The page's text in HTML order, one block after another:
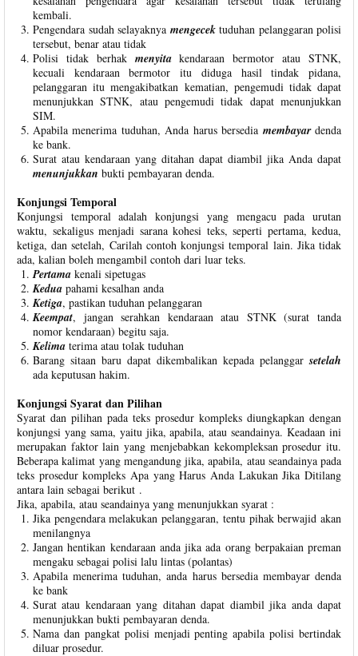
kembali.
Pengendara sudah selayaknya mengecektuduhan pelanggaran polisi
tersebut, benar atau tidak
Polisi tidak berhak menyitakendaraan bermotor atau STNK,
kecuali kendaraan bermotor itu diduga hasil tindak pidana,
pelanggaran itu mengakibatkan kematian, pengemudi tidak dapat
menunjukkan STNK, atau pengemudi tidak dapat menunjukkan
SIM.
Apabila menerima tuduhan, Anda harus bersedia membayardenda
ke bank.
Surat atau kendaraan yang ditahan dapat diambil jika Anda dapat
menunjukkan bukti pembayaran denda.
Konjungsi Temporal
Konjungsi temporal adalah konjungsi yang mengacu pada urutan
waktu, sekaligus menjadi sarana kohesi teks, seperti pertama, kedua,
ketiga, dan setelah, Carilah contoh konjungsi temporal lain. Jika tidak
ada, kalian boleh mengambil contoh dari luar teks.
Pertama kenali sipetugas
Kedua pahami kesalhan anda
Ketiga, pastikan tuduhan pelanggaran
Keempat, jangan serahkan kendaraan atau STNK (surat tanda
nomor kendaraan) begitu saja.
Kelima terima atau tolak tuduhan
Barang sitaan baru dapat dikembalikan kepada pelanggarsetelah
ada keputusan hakim.
Konjungsi Syarat dan Pilihan
Syarat dan pilihan pada teks prosedur kompleks diungkapkan dengan
konjungsi yang sama, yaitu jika, apabila, atau seandainya. Keadaan ini
merupakan faktor lain yang menjebabkan kekompleksan prosedur itu.
Beberapa kalimat yang mengandung jika, apabila, atau seandainya pada
teks prosedur kompleks Apa yang Harus Anda Lakukan Jika Ditilang
antara lain sebagai berikut .
Jika, apabila, atau seandainya yang menunjukkan syarat :
Jika pengendara melakukan pelanggaran, tentu pihak berwajid akan
menilangnya
Jangan hentikan kendaraan anda jika ada orang berpakaian preman
mengaku sebagai polisi lalu lintas (polantas)
Apabila menerima tuduhan, anda harus bersedia membayar denda
ke bank
Surat atau kendaraan yang ditahan dapat diambil jika anda dapat
menunjukkan bukti pembayaran denda.
Nama dan pangkat polisi menjadi penting apabila polisi bertindak
diluar prosedur.